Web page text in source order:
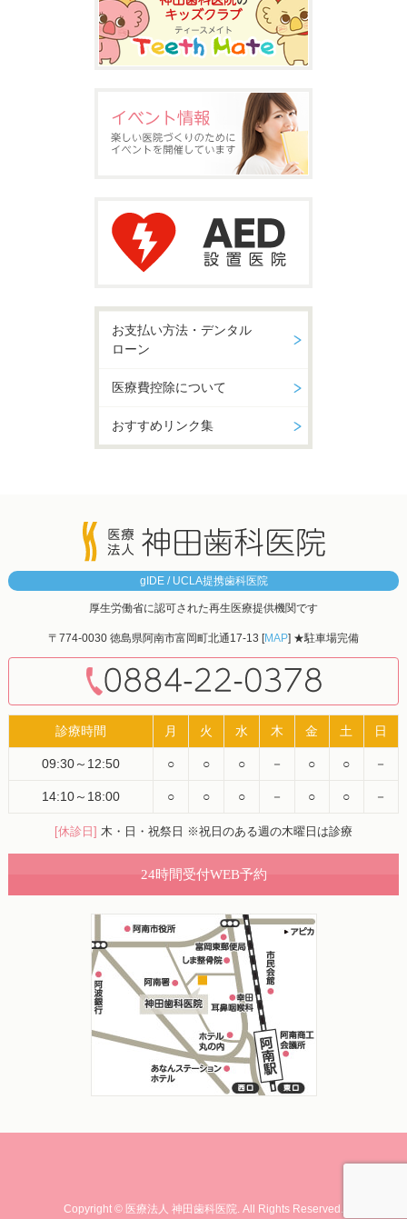
お支払い方法・デンタル
ローン
医療費控除について
おすすめリンク集
gIDE / UCLA提携歯科医院
厚生労働省に認可された再生医療提供機関です
〒774-0030 徳島県阿南市富岡町北通17-13 [MAP] ★駐車場完備
診療時間 月 火 水 木 金 土 日
09:30～12:50 ○ ○ ○ － ○ ○ －
14:10～18:00 ○ ○ ○ － ○ ○ －
[休診日] 木・日・祝祭日 ※祝日のある週の木曜日は診療
24時間受付WEB予約
Copyright © 医療法人 神田歯科医院. All Rights Reserved.